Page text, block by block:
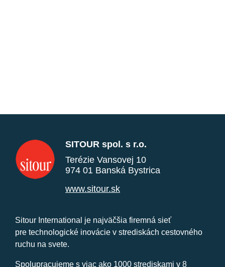
SITOUR spol. s r.o.
Terézie Vansovej 10
974 01 Banská Bystrica
www.sitour.sk
Sitour International je najväčšia firemná sieť
pre technologické inovácie v strediskách cestovného
ruchu na svete.
Spolupracujeme s viac ako 1000 strediskami v 8